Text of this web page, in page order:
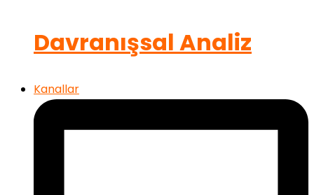
Davranışsal Analiz
Kanallar